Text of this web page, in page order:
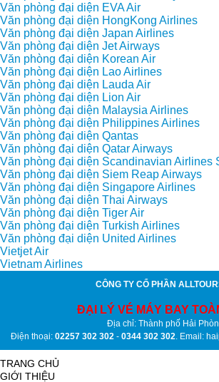
Văn phòng đại diện EVA Air
Văn phòng đại diện HongKong Airlines
Văn phòng đại diện Japan Airlines
Văn phòng đại diện Jet Airways
Văn phòng đại diện Korean Air
Văn phòng đại diện Lao Airlines
Văn phòng đại diện Lauda Air
Văn phòng đại diện Lion Air
Văn phòng đại diện Malaysia Airlines
Văn phòng đại diện Philippines Airlines
Văn phòng đại diện Qantas
Văn phòng đại diện Qatar Airways
Văn phòng đại diện Scandinavian Airlines
Văn phòng đại diện Siem Reap Airways
Văn phòng đại diện Singapore Airlines
Văn phòng đại diện Thai Airways
Văn phòng đại diện Tiger Air
Văn phòng đại diện Turkish Airlines
Văn phòng đại diện United Airlines
Vietjet Air
Vietnam Airlines
CÔNG TY CỔ PHẦN
ĐẠI LÝ VÉ MÁY BAY
Địa chỉ: Thành phố Hải
Điện thoại: 02257 302 302 - 0344 302 302. Email:
TRANG CHỦ
GIỚI THIỆU